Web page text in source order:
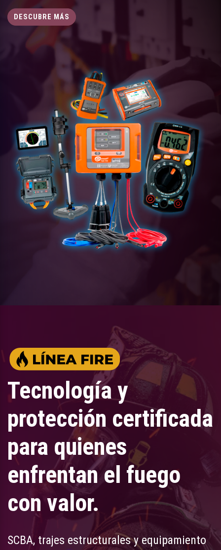
DESCUBRE MÁS
Tecnología y
protección certificada
para quienes
enfrentan el fuego
con valor.
SCBA, trajes estructurales y equipamiento